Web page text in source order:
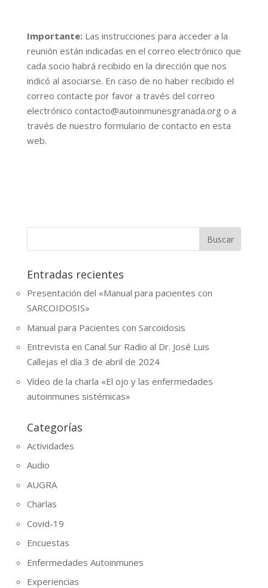
Importante: Las instrucciones para acceder a la
reunión están indicadas en el correo electrónico que
cada socio habrá recibido en la dirección que nos
indicó al asociarse. En caso de no haber recibido el
correo contacte por favor a través del correo
electrónico contacto@autoinmunesgranada.org o a
través de nuestro formulario de contacto en esta
web.
Entradas recientes
Presentación del «Manual para pacientes con
SARCOIDOSIS»
Manual para Pacientes con Sarcoidosis
Entrevista en Canal Sur Radio al Dr. José Luis
Callejas el día 3 de abril de 2024
Vídeo de la charla «El ojo y las enfermedades
autoinmunes sistémicas»
Categorías
Actividades
Audio
AUGRA
Charlas
Covid-19
Encuestas
Enfermedades Autoinmunes
Experiencias